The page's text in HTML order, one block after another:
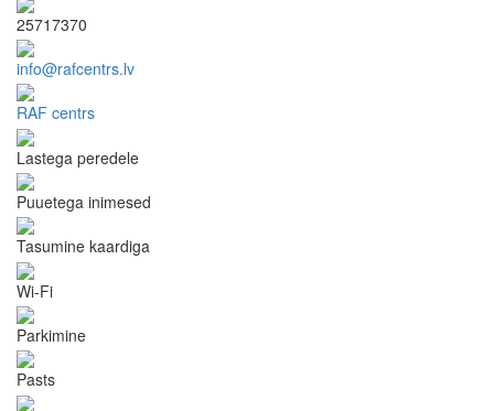
25717370
info@rafcentrs.lv
RAF centrs
Lastega peredele
Puuetega inimesed
Tasumine kaardiga
Wi-Fi
Parkimine
Pasts